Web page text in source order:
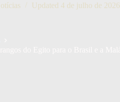
Updated 4 de julho de 2026